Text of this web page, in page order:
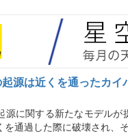
源は近くを通ったカイ
源に関する新たなモデル
を通過した際に破壊され、